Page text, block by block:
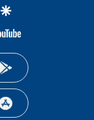
google
youtube-